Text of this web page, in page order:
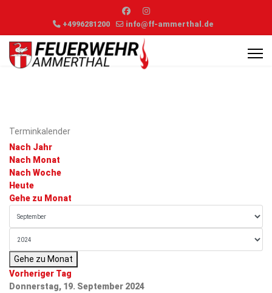
+4996281200 info@ff-ammerthal.de
Terminkalender
Nach Jahr
Nach Monat
Nach Woche
Heute
Gehe zu Monat
Gehe zu Monat
Vorheriger Tag
Donnerstag, 19. September 2024